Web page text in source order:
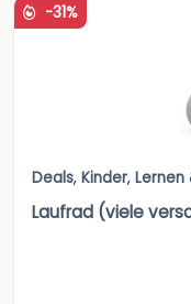
-31%
Deals, Kinder, Lernen
Laufrad (viele